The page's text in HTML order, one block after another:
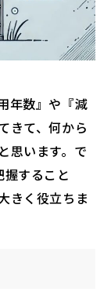
年数』や『減
きて、何から
思います。で
すること
きく役立ちま